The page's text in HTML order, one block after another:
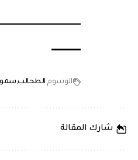
الوسوم الطحالب
شارك المقالة